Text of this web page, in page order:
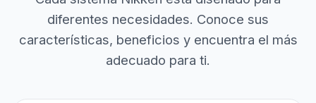
diferentes necesidades. Conoce sus
características, beneficios y encuentra el más
adecuado para ti.